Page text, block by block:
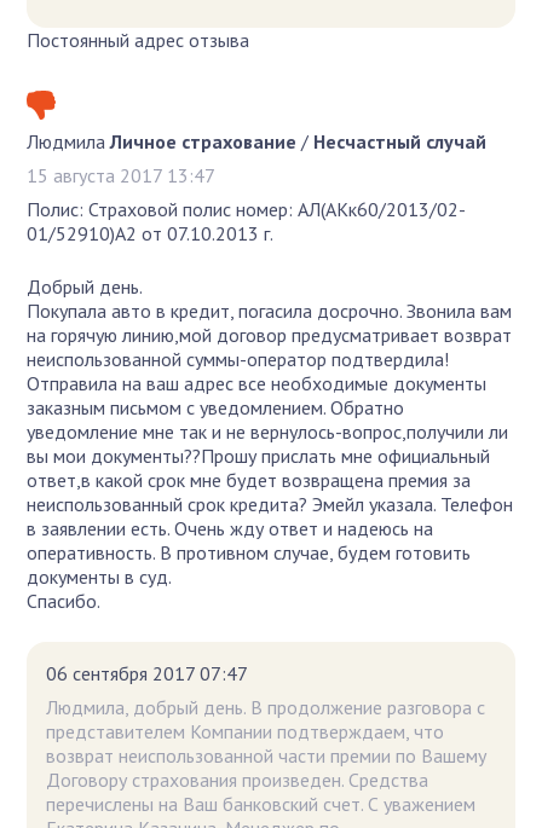
Постоянный адрес отзыва
Людмила Личное страхование / Несчастный случай
15 августа 2017 13:47
Полис: Страховой полис номер: АЛ(АКк60/2013/02-
01/52910)А2 от 07.10.2013 г.
Добрый день.
Покупала авто в кредит, погасила досрочно. Звонила вам
на горячую линию,мой договор предусматривает возврат
неиспользованной суммы-оператор подтвердила!
Отправила на ваш адрес все необходимые документы
заказным письмом с уведомлением. Обратно
уведомление мне так и не вернулось-вопрос,получили ли
вы мои документы??Прошу прислать мне официальный
ответ,в какой срок мне будет возвращена премия за
неиспользованный срок кредита? Эмейл указала. Телефон
в заявлении есть. Очень жду ответ и надеюсь на
оперативность. В противном случае, будем готовить
документы в суд.
Спасибо.
06 сентября 2017 07:47
Людмила, добрый день. В продолжение разговора с
представителем Компании подтверждаем, что
возврат неиспользованной части премии по Вашему
Договору страхования произведен. Средства
перечислены на Ваш банковский счет. С уважением